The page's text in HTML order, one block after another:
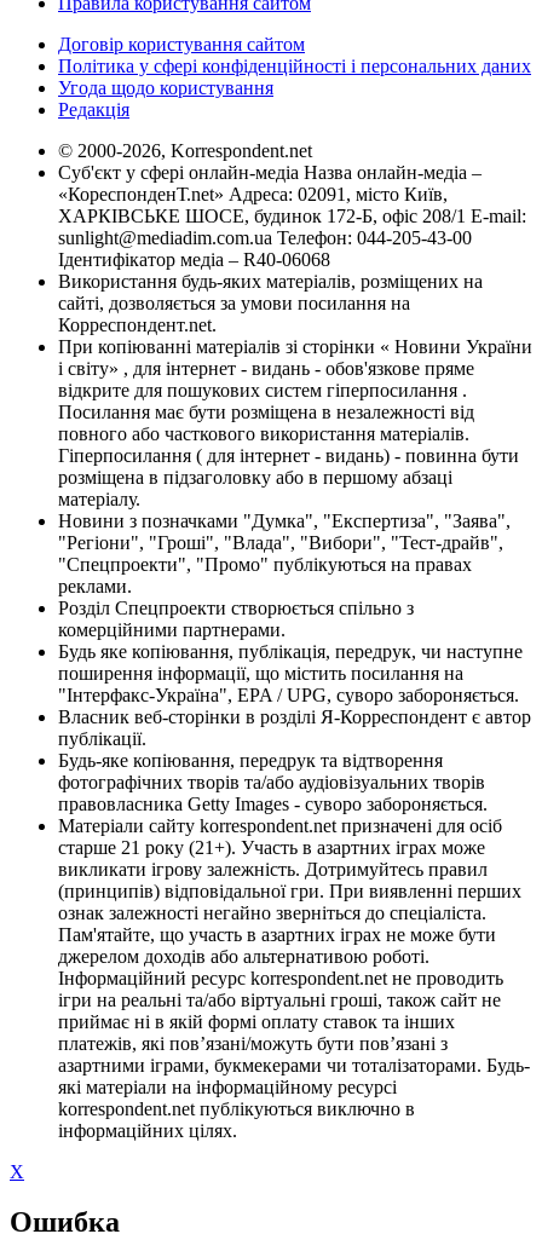
Договір користування сайтом
Політика у сфері конфіденційності і персональних даних
Угода щодо користування
Редакція
© 2000-2026, Korrespondent.net
Суб'єкт у сфері онлайн-медіа Назва онлайн-медіа –
«КореспонденТ.net» Адреса: 02091, місто Київ,
ХАРКІВСЬКЕ ШОСЕ, будинок 172-Б, офіс 208/1 E-mail:
sunlight@mediadim.com.ua Телефон: 044-205-43-00
Ідентифікатор медіа – R40-06068
Використання будь-яких матеріалів, розміщених на
сайті, дозволяється за умови посилання на
Корреспондент.net.
При копіюванні матеріалів зі сторінки « Новини України
і світу» , для інтернет - видань - обов'язкове пряме
відкрите для пошукових систем гіперпосилання .
Посилання має бути розміщена в незалежності від
повного або часткового використання матеріалів.
Гіперпосилання ( для інтернет - видань) - повинна бути
розміщена в підзаголовку або в першому абзаці
матеріалу.
Новини з позначками "Думка", "Експертиза", "Заява",
"Регіони", "Гроші", "Влада", "Вибори", "Тест-драйв",
"Спецпроекти", "Промо" публікуються на правах
реклами.
Розділ Спецпроекти створюється спільно з
комерційними партнерами.
Будь яке копіювання, публікація, передрук, чи наступне
поширення інформації, що містить посилання на
"Інтерфакс-Україна", EPA / UPG, суворо забороняється.
Власник веб-сторінки в розділі Я-Корреспондент є автор
публікації.
Будь-яке копіювання, передрук та відтворення
фотографічних творів та/або аудіовізуальних творів
правовласника Getty Images - суворо забороняється.
Матеріали сайту korrespondent.net призначені для осіб
старше 21 року (21+). Участь в азартних іграх може
викликати ігрову залежність. Дотримуйтесь правил
(принципів) відповідальної гри. При виявленні перших
ознак залежності негайно зверніться до спеціаліста.
Пам'ятайте, що участь в азартних іграх не може бути
джерелом доходів або альтернативою роботі.
Інформаційний ресурс korrespondent.net не проводить
ігри на реальні та/або віртуальні гроші, також сайт не
приймає ні в якій формі оплату ставок та інших
платежів, які пов’язані/можуть бути пов’язані з
азартними іграми, букмекерами чи тоталізаторами. Будь-
які матеріали на інформаційному ресурсі
korrespondent.net публікуються виключно в
інформаційних цілях.
X
Ошибка